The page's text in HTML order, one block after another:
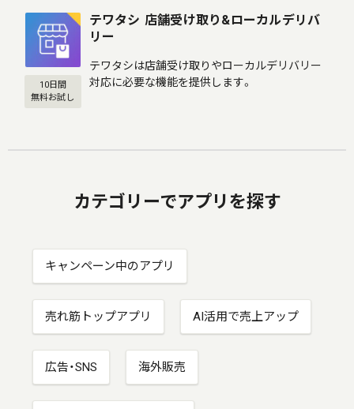
10日間
無料お試し
テワタシ 店舗受け取り&ローカルデリバ
リー
テワタシは店舗受け取りやローカルデリバリー
対応に必要な機能を提供します。
カテゴリーでアプリを探す
キャンペーン中のアプリ
売れ筋トップアプリ AI活用で売上アップ
広告・SNS 海外販売